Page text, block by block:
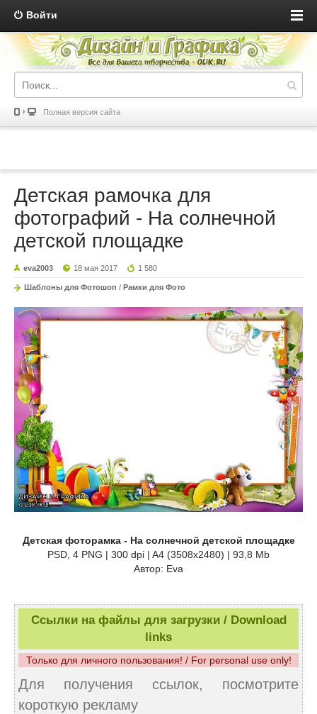
Войти
Полная версия сайта
Детская рамочка для
фотографий - На солнечной
детской площадке
eva2003 18 мая 2017 1 580
Шаблоны для Фотошоп / Рамки для Фото
Детская фоторамка - На солнечной детской площадке
PSD, 4 PNG | 300 dpi | A4 (3508x2480) | 93,8 Mb
Автор: Eva
Ссылки на файлы для загрузки / Download
links
Только для личного пользования! / For personal use only!
Для получения ссылок, посмотрите
короткую рекламу